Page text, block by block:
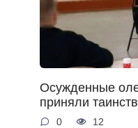
Осужденные
приняли
0 12